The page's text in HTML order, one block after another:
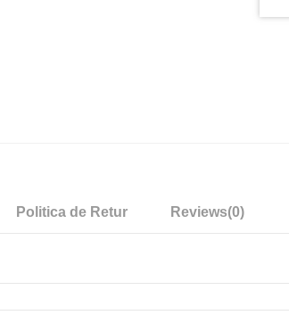
Politica de Retur Reviews(0)